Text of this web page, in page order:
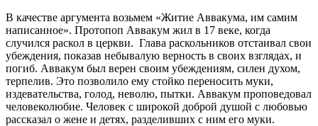
В качестве аргумента возьмем «Житие Аввакума, им самим
написанное». Протопоп Аввакум жил в 17 веке, когда
случился раскол в церкви. Глава раскольников отстаивал свои
убеждения, показав небывалую верность в своих взглядах, и
погиб. Аввакум был верен своим убеждениям, силен духом,
терпелив. Это позволило ему стойко переносить муки,
издевательства, голод, неволю, пытки. Аввакум проповедовал
человеколюбие. Человек с широкой доброй душой с любовью
рассказал о жене и детях, разделивших с ним его муки.